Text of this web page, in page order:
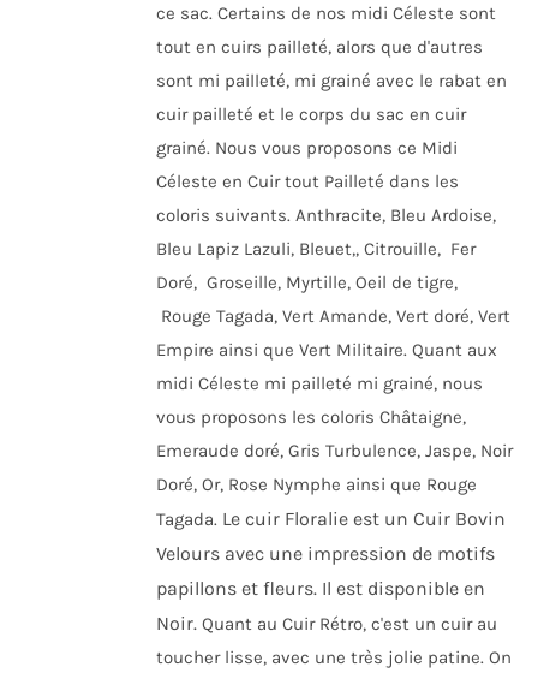
ce sac. Certains de nos midi Céleste sont
tout en cuirs pailleté, alors que d'autres
sont mi pailleté, mi grainé avec le rabat en
cuir pailleté et le corps du sac en cuir
grainé. Nous vous proposons ce Midi
Céleste en Cuir tout Pailleté dans les
coloris suivants. Anthracite, Bleu Ardoise,
Bleu Lapiz Lazuli, Bleuet,, Citrouille, Fer
Doré, Groseille, Myrtille, Oeil de tigre,
Rouge Tagada, Vert Amande, Vert doré, Vert
Empire ainsi que Vert Militaire. Quant aux
midi Céleste mi pailleté mi grainé, nous
vous proposons les coloris Châtaigne,
Emeraude doré, Gris Turbulence, Jaspe, Noir
Doré, Or, Rose Nymphe ainsi que Rouge
Tagada. Le cuir Floralie est un Cuir Bovin
Velours avec une impression de motifs
papillons et fleurs. Il est disponible en
Noir. Quant au Cuir Rétro, c'est un cuir au
toucher lisse, avec une très jolie patine. On